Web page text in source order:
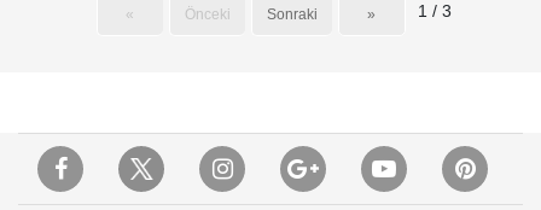
« Önceki Sonraki » 1 / 3